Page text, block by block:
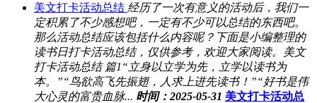
美文打卡活动总结 经历了一次有意义的活动后，我们一
定积累了不少感想吧，一定有不少可以总结的东西吧。
那么活动总结应该包括什么内容呢？下面是小编整理的
读书日打卡活动总结，仅供参考，欢迎大家阅读。美文
打卡活动总结 篇1“立身以立学为先，立学以读书为
本。”“鸟欲高飞先振翅，人求上进先读书！”“好书是伟
大心灵的富贵血脉... 时间：2025-05-31 美文打卡活动总